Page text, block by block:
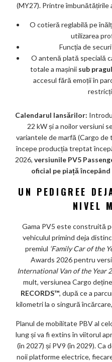
(MY27). Printre îmbunătățirile
O cotieră reglabilă pe
utilizarea
Funcția de
O antenă plată specială
totale a mașinii sub
accesul fără emoții în
Calendarul lansărilor:
22 kW și a noilor versiuni
variantele de marfă (Cargo de
începe producția treptat
2026, versiunile PV5
oficial pe piață
UN PEDIGREE
NIVEL
Gama PV5 este construită
vehiculul primind deja
premiul ‘Family Car of the
Awards 2026 pentru
International Van of the Year
mult, versiunea Cargo
RECORDS™, după ce a
kilometri la o singură
Planul de mobilitate PBV al
lung și va fi extins în viitorul
(în 2027) și PV9 (în 2029). Ca
noii platforme electrice,